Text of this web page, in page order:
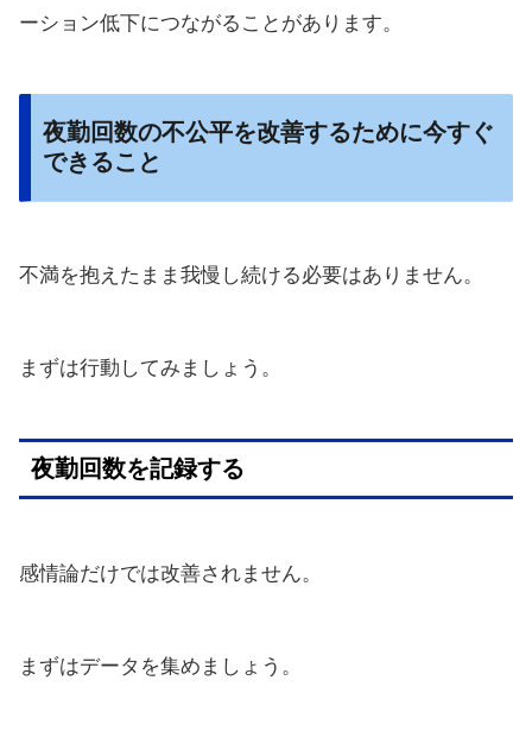
ーション低下につながることがあります。
夜勤回数の不公平を改善するために今すぐ
できること
不満を抱えたまま我慢し続ける必要はありません。
まずは行動してみましょう。
夜勤回数を記録する
感情論だけでは改善されません。
まずはデータを集めましょう。